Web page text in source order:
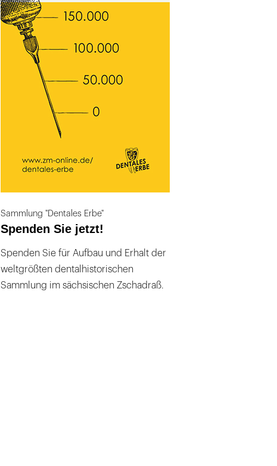
Sammlung "Dentales Erbe"
Spenden Sie jetzt!
Spenden Sie für Aufbau und Erhalt der
weltgrößten dentalhistorischen
Sammlung im sächsischen Zschadraß.